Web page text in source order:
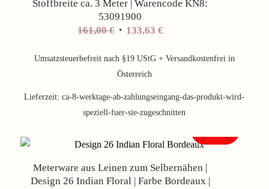
Stoffbreite ca. 3 Meter | Warencode KN8:
53091900
161,00€ Ursprünglicher
war:
161,00 €
133,63 €Aktueller
ist:
Umsatzsteuerbefreit nach §19 UStG + Versandkostenfrei in
Österreich
Lieferzeit:ca-8-werktage-ab-zahlungseingang-das-produkt-wird-
speziell-fuer-sie-zugeschnitten
Meterware aus Leinen zum Selbernähen |
Design 26 Indian Floral | Farbe Bordeaux |